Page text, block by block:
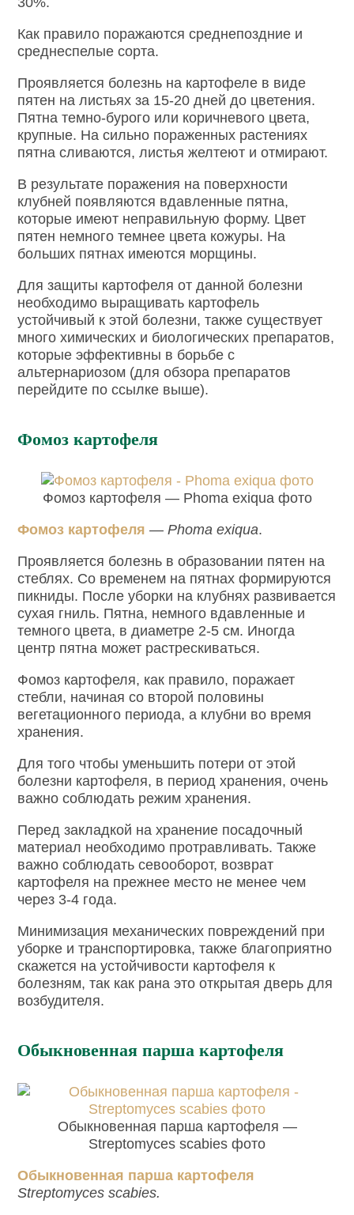
Как правило поражаются среднепоздние и
среднеспелые сорта.
Проявляется болезнь на картофеле в виде
пятен на листьях за 15-20 дней до цветения.
Пятна темно-бурого или коричневого цвета,
крупные. На сильно пораженных растениях
пятна сливаются, листья желтеют и отмирают.
В результате поражения на поверхности
клубней появляются вдавленные пятна,
которые имеют неправильную форму. Цвет
пятен немного темнее цвета кожуры. На
больших пятнах имеются морщины.
Для защиты картофеля от данной болезни
необходимо выращивать картофель
устойчивый к этой болезни, также существует
много химических и биологических препаратов,
которые эффективны в борьбе с
альтернариозом (для обзора препаратов
перейдите по ссылке выше).
Фомоз картофеля
Фомоз картофеля — Phoma exiqua фото
Фомоз картофеля — Phoma exiqua.
Проявляется болезнь в образовании пятен на
стеблях. Со временем на пятнах формируются
пикниды. После уборки на клубнях развивается
сухая гниль. Пятна, немного вдавленные и
темного цвета, в диаметре 2-5 см. Иногда
центр пятна может растрескиваться.
Фомоз картофеля, как правило, поражает
стебли, начиная со второй половины
вегетационного периода, а клубни во время
хранения.
Для того чтобы уменьшить потери от этой
болезни картофеля, в период хранения, очень
важно соблюдать режим хранения.
Перед закладкой на хранение посадочный
материал необходимо протравливать. Также
важно соблюдать севооборот, возврат
картофеля на прежнее место не менее чем
через 3-4 года.
Минимизация механических повреждений при
уборке и транспортировка, также благоприятно
скажется на устойчивости картофеля к
болезням, так как рана это открытая дверь для
возбудителя.
Обыкновенная парша картофеля
Обыкновенная парша картофеля —
Streptomyces scabies фото
Обыкновенная парша картофеля
Streptomyces scabies.